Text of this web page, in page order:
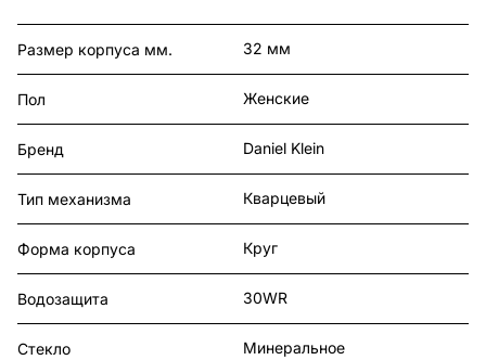
Размер корпуса мм. 32 мм
Пол Женские
Бренд Daniel Klein
Тип механизма Кварцевый
Форма корпуса Круг
Водозащита 30WR
Стекло Минеральное